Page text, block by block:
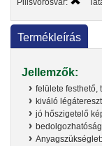
Pilisvörösvár:
Termékleírás
Jellemzők:
felülete festhető,
kiváló
jó hőszigetelő
Anyagszükséglet: